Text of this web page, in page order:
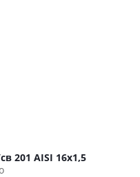
201 AISI 16х1,5